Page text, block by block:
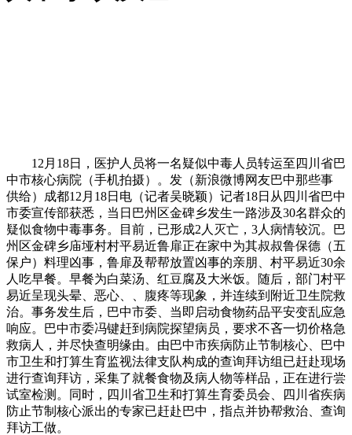
12月18日，医护人员将一名疑似中毒人员转运至四川省巴
中市核心病院（手机拍摄）。发（新浪微博网友巴中那些事
供给）成都12月18日电（记者吴晓颖）记者18日从四川省巴中
市委宣传部获悉，当日巴州区金碑乡发生一路涉及30名群众的
疑似食物中毒事务。目前，已形成2人灭亡，3人病情较沉。巴
州区金碑乡庙垭村村平易近鲁扉正在家中为其叔叔鲁保德（五
保户）料理凶事，鲁扉及帮帮放置凶事的亲朋、村平易近30余
人吃早餐。早餐为白菜汤、红豆腐及大米饭。随后，部门村平
易近呈现头晕、恶心、、腹疼等现象，并连续到附近卫生院救
治。事务发生后，巴中市委、当即启动食物药品平安变乱应急
响应。巴中市委冯键赶到病院探望病员，要求不吝一切价格急
救病人，并尽快查明缘由。由巴中市疾病防止节制核心、巴中
市卫生和打算生育监视法律支队构成的查询拜访组已赶赴现场
进行查询拜访，采集了就餐食物及病人物等样品，正在进行尝
试室检测。同时，四川省卫生和打算生育委员会、四川省疾病
防止节制核心派出的专家已赶赴巴中，指点并协帮救治、查询
拜访工做。